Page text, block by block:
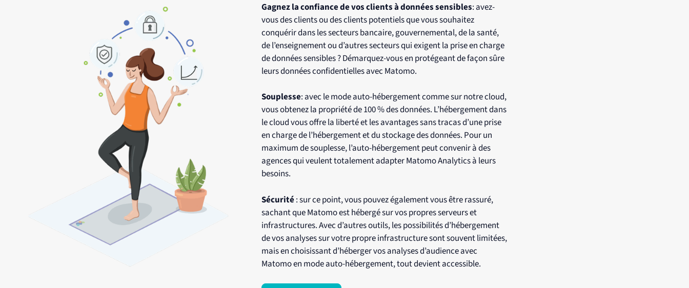
Gagnez la confiance de vos clients à données sensibles: avez-
vous des clients ou des clients potentiels que vous souhaitez
conquérir dans les secteurs bancaire, gouvernemental, de la santé,
de l’enseignement ou d’autres secteurs qui exigent la prise en charge
de données sensibles ? Démarquez-vous en protégeant de façon sûre
leurs données confidentielles avec Matomo.
Souplesse: avec le mode auto-hébergement comme sur notre cloud,
vous obtenez la propriété de 100 % des données. L’hébergement dans
le cloud vous offre la liberté et les avantages sans tracas d’une prise
en charge de l’hébergement et du stockage des données. Pour un
maximum de souplesse, l’auto-hébergement peut convenir à des
agences qui veulent totalement adapter Matomo Analytics à leurs
besoins.
Sécurité: sur ce point, vous pouvez également vous être rassuré,
sachant que Matomo est hébergé sur vos propres serveurs et
infrastructures. Avec d’autres outils, les possibilités d’hébergement
de vos analyses sur votre propre infrastructure sont souvent limitées,
mais en choisissant d’héberger vos analyses d’audience avec
Matomo en mode auto-hébergement, tout devient accessible.